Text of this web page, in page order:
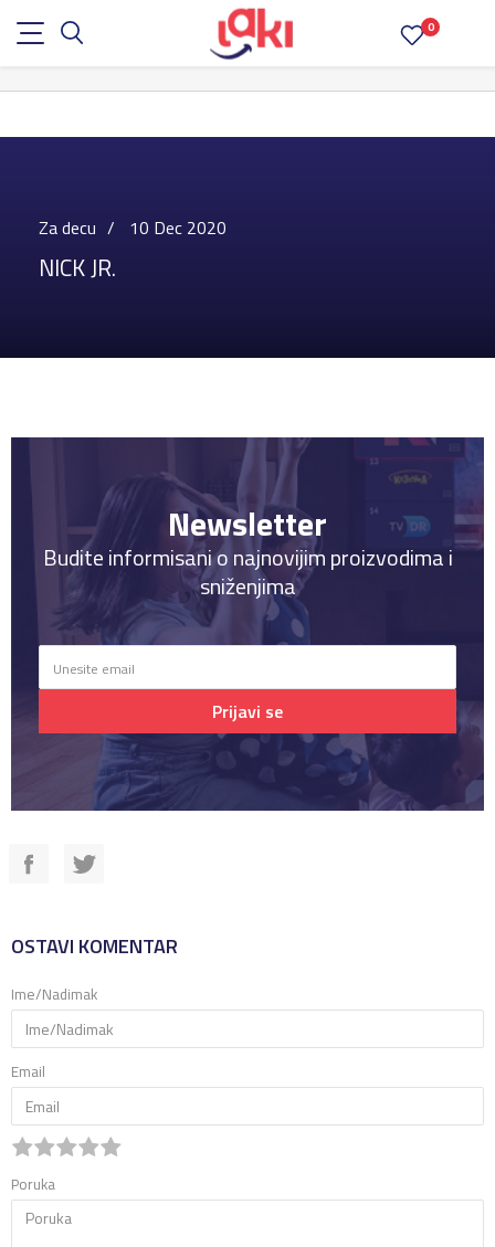
0
Za decu 10 Dec 2020
NICK JR.
Newsletter
Budite informisani o najnovijim proizvodima i
sniženjima
Prijavi se
OSTAVI KOMENTAR
Ime/Nadimak
Email
Poruka